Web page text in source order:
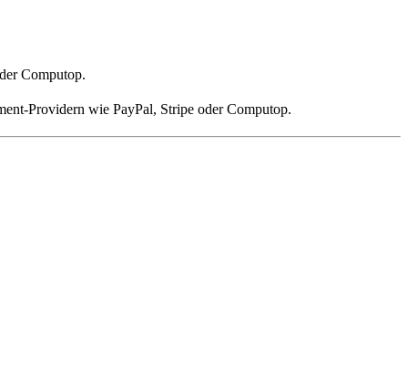
Computop.
Providern wie PayPal, Stripe oder Computop.